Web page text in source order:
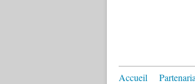
Accueil